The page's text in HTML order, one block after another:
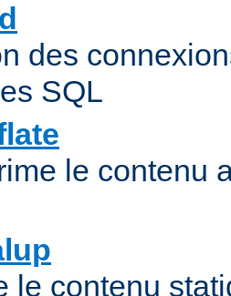
des
SQL
le contenu
le contenu